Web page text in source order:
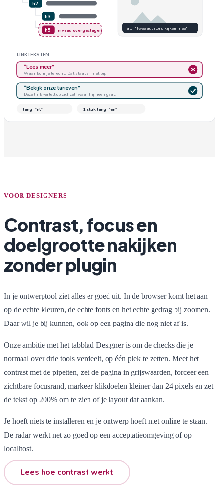
h2
h3
h5 niveau overgeslagen alt="Twee auditors kijken mee"
LINKTEKSTEN
“Lees meer”
Waar kom je terecht? Dat staat er niet bij.
“Bekijk onze tarieven”
Deze link vertelt op zichzelf waar hij heen gaat.
lang="nl" 1 stuk lang="en"
VOOR DESIGNERS
Contrast, focus en
doelgrootte nakijken
zonder plugin
In je ontwerptool ziet alles er goed uit. In de browser komt het aan
op de echte kleuren, de echte fonts en het echte gedrag bij zoomen.
Daar wil je bij kunnen, ook op een pagina die nog niet af is.
Onze ambitie met het tabblad Designer is om de checks die je
normaal over drie tools verdeelt, op één plek te zetten. Meet het
contrast met de pipetten, zet de pagina in grijswaarden, forceer een
zichtbare focusrand, markeer klikdoelen kleiner dan 24 pixels en zet
de tekst op 200% om te zien of je layout dat aankan.
Je hoeft niets te installeren en je ontwerp hoeft niet online te staan.
De radar werkt net zo goed op een acceptatieomgeving of op
localhost.
Lees hoe contrast werkt